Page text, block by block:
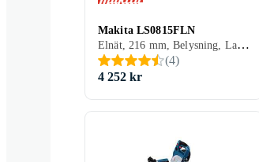
Makita LS0815FLN
Elnät, 216 mm, Belysning, Lampa, Dammuppsugning, Laserlinje, Glidstänger
(4)
4 252 kr